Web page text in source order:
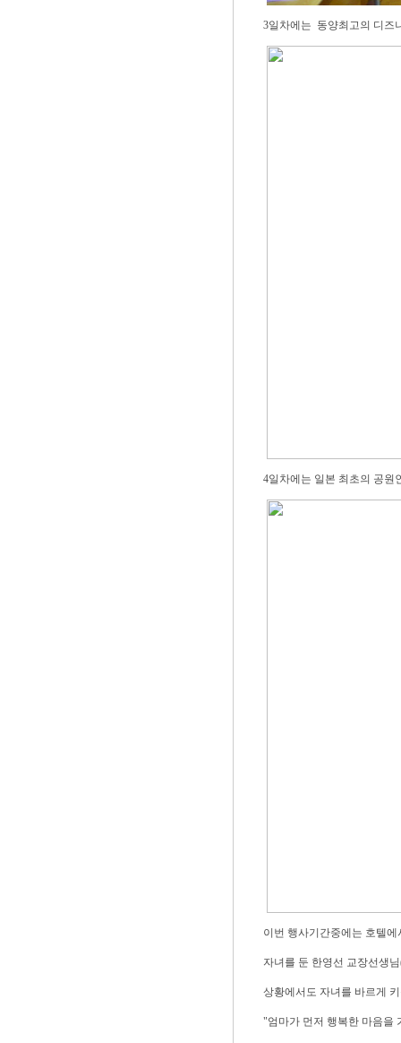
3일차에는 동양최고의 디즈
4일차에는 일본 최초의 공원
이번 행사기간중에는 호텔
자녀를 둔 한영선 교장선생
상황에서도 자녀를 바르게
"엄마가 먼저 행복한 마음을